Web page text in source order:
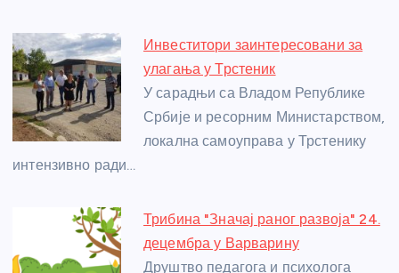
Инвеститори заинтересовани за
улагања у Трстеник
У сарадњи са Владом Републике
Србије и ресорним Министарством,
локална самоуправа у Трстенику
интензивно ради…
Трибина "Значај раног развоја" 24.
децембра у Варварину
Друштво педагога и психолога